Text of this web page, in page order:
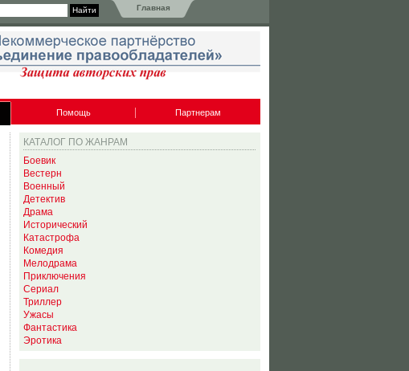
Главная
Помощь Партнерам
КАТАЛОГ ПО ЖАНРАМ
Боевик
Вестерн
Военный
Детектив
Драма
Исторический
Катастрофа
Комедия
Мелодрама
Приключения
Сериал
Триллер
Ужасы
Фантастика
Эротика